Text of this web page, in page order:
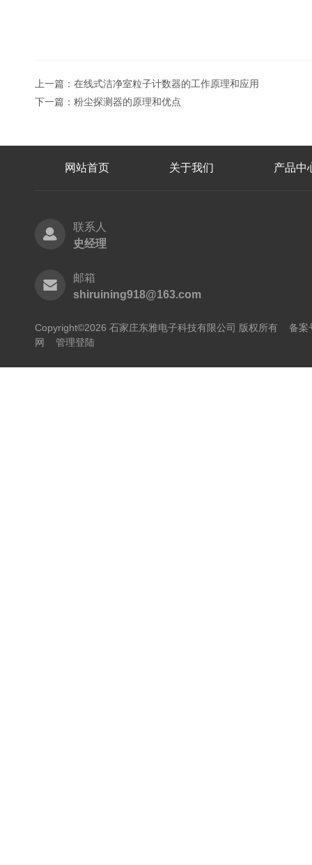
上一篇： 在线式洁净室粒子计数器的工作原理和应用
下一篇： 粉尘探测器的原理和优点
网站首页 关于我们 产品中
联系人
史经理
邮箱
shiruining918@163.com
Copyright©2026 石家庄东雅电子科技有限公司 版权所有 备案
网
管理登陆